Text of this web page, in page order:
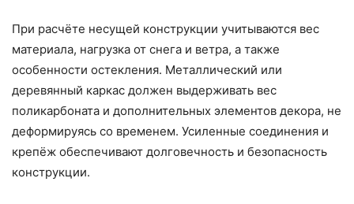
При расчёте несущей конструкции учитываются вес
материала, нагрузка от снега и ветра, а также
особенности остекления. Металлический или
деревянный каркас должен выдерживать вес
поликарбоната и дополнительных элементов декора, не
деформируясь со временем. Усиленные соединения и
крепёж обеспечивают долговечность и безопасность
конструкции.